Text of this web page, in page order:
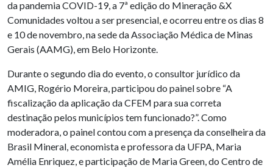
da pandemia COVID-19, a 7ª edição do Mineração &X
Comunidades voltou a ser presencial, e ocorreu entre os dias 8
e 10 de novembro, na sede da Associação Médica de Minas
Gerais (AAMG), em Belo Horizonte.
Durante o segundo dia do evento, o consultor jurídico da
AMIG, Rogério Moreira, participou do painel sobre “A
fiscalização da aplicação da CFEM para sua correta
destinação pelos municípios tem funcionado?”. Como
moderadora, o painel contou com a presença da conselheira da
Brasil Mineral, economista e professora da UFPA, Maria
Amélia Enriquez, e participação de Maria Green, do Centro de